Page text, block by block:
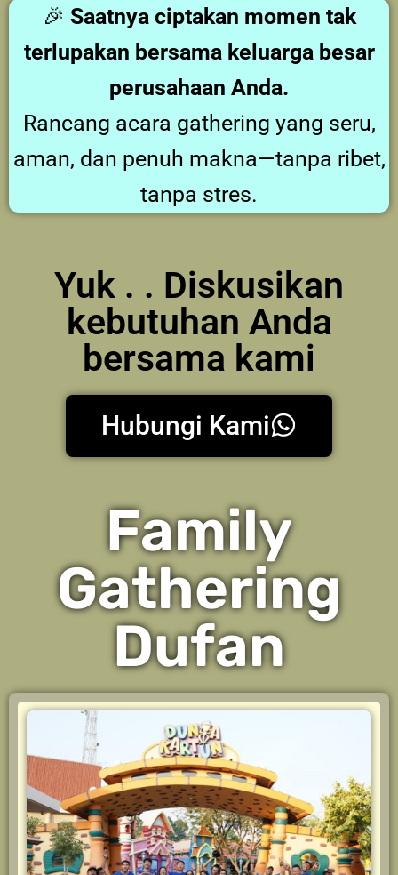
🎉 Saatnya ciptakan momen tak
terlupakan bersama keluarga besar
perusahaan Anda.
Rancang acara gathering yang seru,
aman, dan penuh makna—tanpa ribet,
tanpa stres.
Yuk . . Diskusikan
kebutuhan Anda
bersama kami
Hubungi Kami
Family
Gathering
Dufan